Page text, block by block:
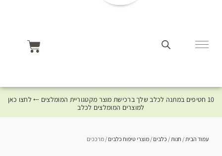
10 חטיפים במתנה לכלב שלך ברכישת מוצר מקטגוריית המומלצים ⤎ לחצו כאן
למוצרים המומלצים לכלב
עמוד הבית/ חנות/ כלבים / מוצרי טיפוח כלבים / מרככים